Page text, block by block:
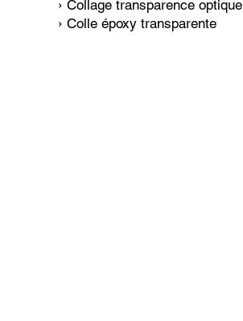
› Collage transparence optique
› Colle époxy transparente